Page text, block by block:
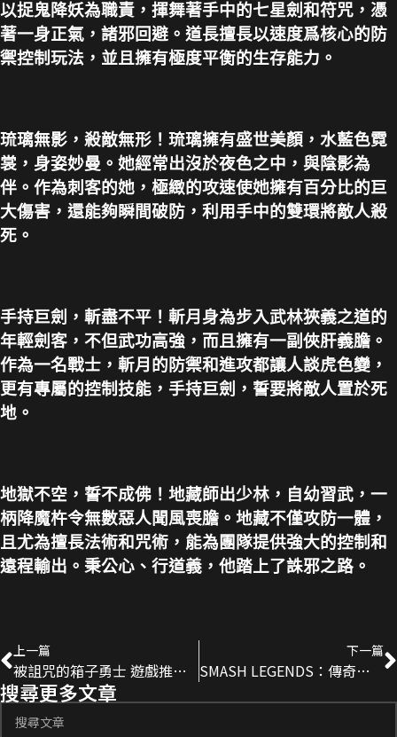
以捉鬼降妖為職責，揮舞著手中的七星劍和符咒，憑
著一身正氣，諸邪回避。道長擅長以速度爲核心的防
禦控制玩法，並且擁有極度平衡的生存能力。
琉璃無影，殺敵無形！琉璃擁有盛世美顏，水藍色霓
裳，身姿妙曼。她經常出沒於夜色之中，與陰影為
伴。作為刺客的她，極緻的攻速使她擁有百分比的巨
大傷害，還能夠瞬間破防，利用手中的雙環將敵人殺
死。
手持巨劍，斬盡不平！斬月身為步入武林狹義之道的
年輕劍客，不但武功高強，而且擁有一副俠肝義膽。
作為一名戰士，斬月的防禦和進攻都讓人談虎色變，
更有專屬的控制技能，手持巨劍，誓要將敵人置於死
地。
地獄不空，誓不成佛！地藏師出少林，自幼習武，一
柄降魔杵令無數惡人聞風喪膽。地藏不僅攻防一體，
且尤為擅長法術和咒術，能為團隊提供強大的控制和
遠程輸出。秉公心、行道義，他踏上了誅邪之路。
上一篇
被詛咒的箱子勇士 遊戲推薦 遊戲 代儲
下一篇
SMASH LEGENDS：傳奇大亂鬥 遊戲推薦 遊戲 代儲
搜尋更多文章